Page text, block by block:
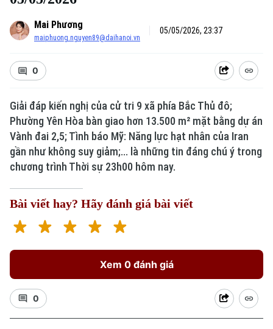
Mai Phương
maiphuong.nguyen89@daihanoi.vn
05/05/2026, 23:37
0
Giải đáp kiến nghị của cử tri 9 xã phía Bắc Thủ đô;
Phường Yên Hòa bàn giao hơn 13.500 m² mặt bằng dự án
Vành đai 2,5; Tình báo Mỹ: Năng lực hạt nhân của Iran
gần như không suy giảm;... là những tin đáng chú ý trong
chương trình Thời sự 23h00 hôm nay.
Bài viết hay? Hãy đánh giá bài viết
Xem 0 đánh giá
0